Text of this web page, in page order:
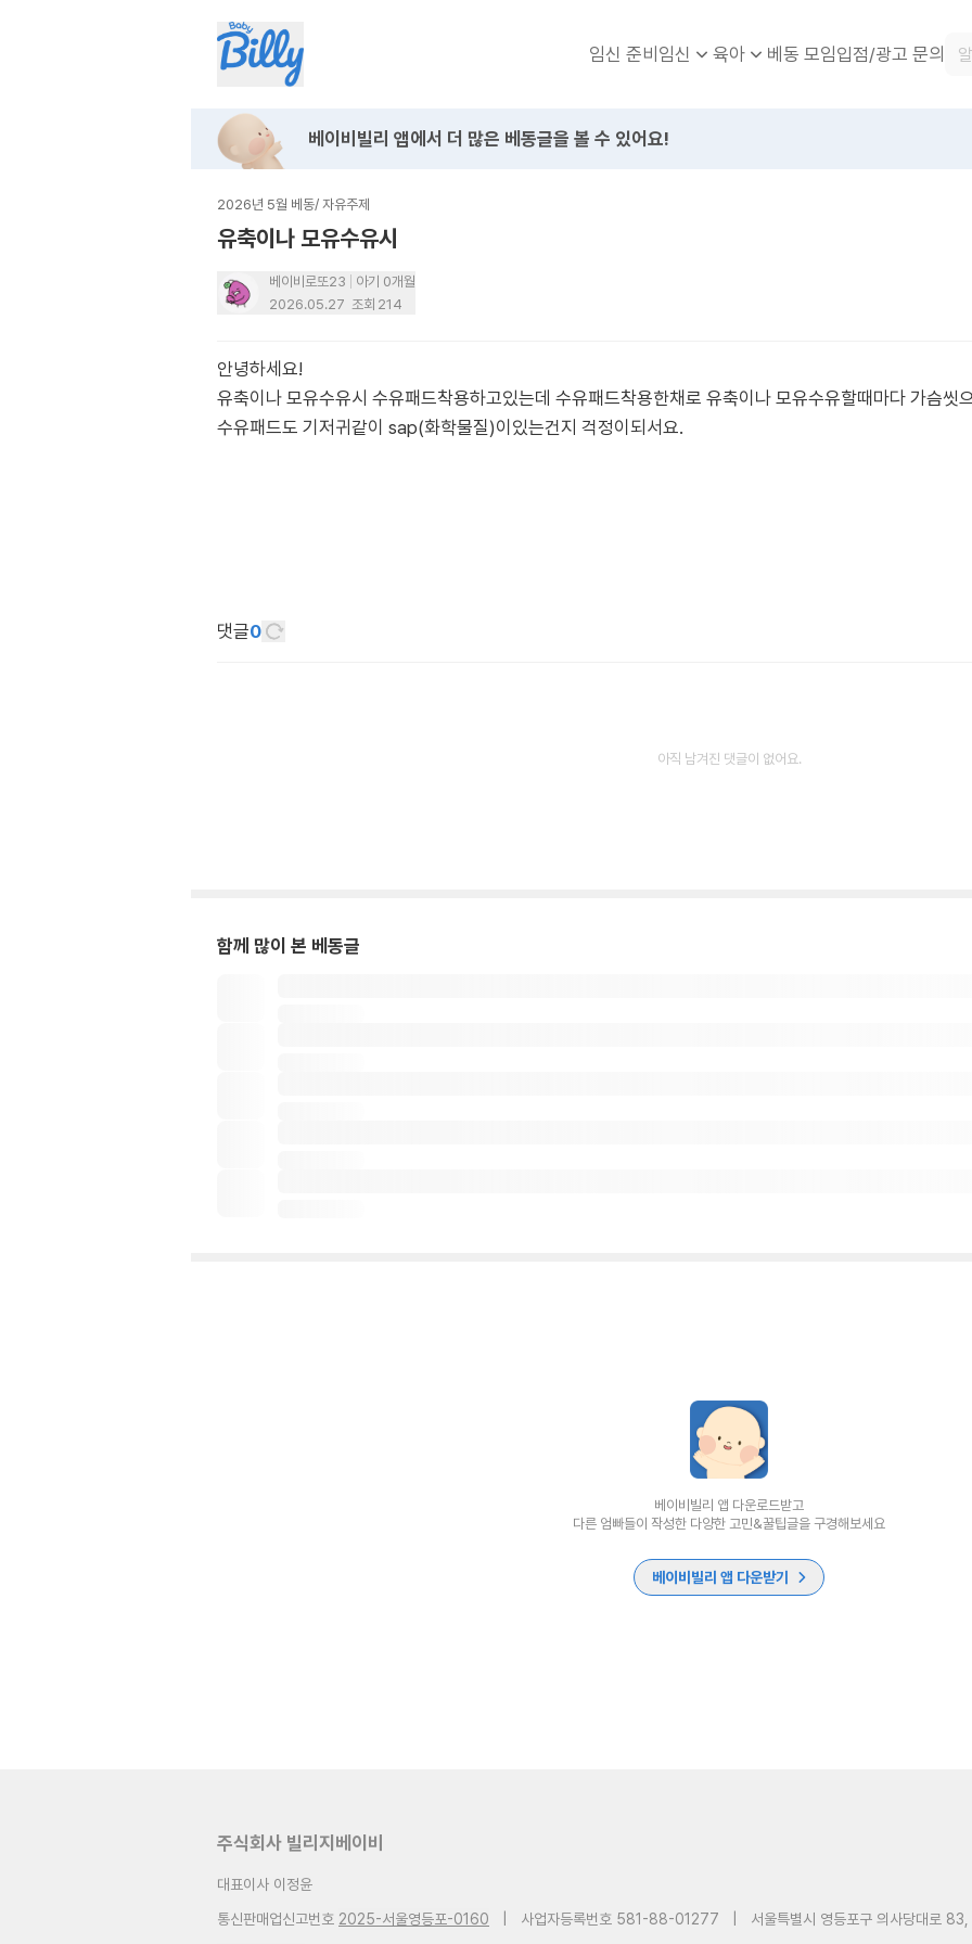
임신 준비임신 육아 베동 모임입점/광고 문의
베이비빌리 앱에서 더 많은 베동글을 볼 수 있어요!
2026년 5월 베동/ 자유주제
유축이나 모유수유시
베이비로또23
아기 0개월
2026.05.27 조회 214
안녕하세요!
유축이나 모유수유시 수유패드착용하고있는데 수유패드착용한채로 유축이나 모유수유할때마다 가슴씻
수유패드도 기저귀같이 sap(화학물질)이있는건지 걱정이되서요.
댓글0
아직 남겨진 댓글이 없어요.
함께 많이 본 베동글
베이비빌리 앱 다운로드받고
다른 엄빠들이 작성한 다양한 고민&꿀팁글을 구경해보세요
베이비빌리 앱 다운받기
주식회사 빌리지베이비
대표이사 이정윤
통신판매업신고번호 2025-서울영등포-0160 사업자등록번호 581-88-01277 서울특별시 영등포구 의사당대로